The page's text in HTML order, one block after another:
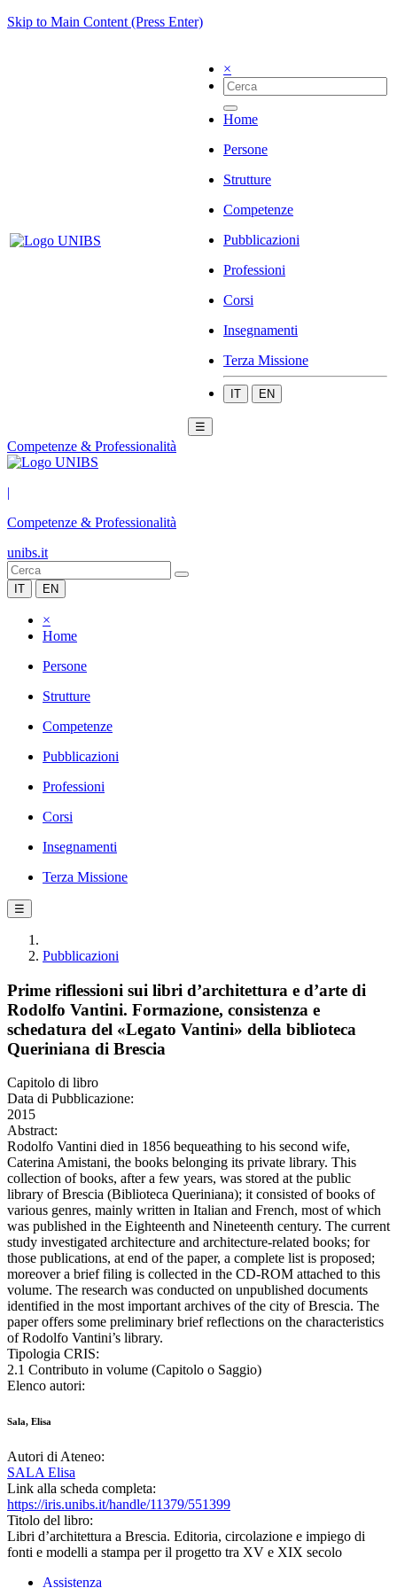
Skip to Main Content (Press Enter)
×
Home
Persone
Strutture
Competenze
Pubblicazioni
Professioni
Corsi
Insegnamenti
Terza Missione
IT EN
☰
Competenze & Professionalità
|
Competenze & Professionalità
unibs.it
IT EN
×
Home
Persone
Strutture
Competenze
Pubblicazioni
Professioni
Corsi
Insegnamenti
Terza Missione
☰
Pubblicazioni
Prime riflessioni sui libri d’architettura e d’arte di
Rodolfo Vantini. Formazione, consistenza e
schedatura del «Legato Vantini» della biblioteca
Queriniana di Brescia
Capitolo di libro
Data di Pubblicazione:
2015
Abstract:
Rodolfo Vantini died in 1856 bequeathing to his second wife,
Caterina Amistani, the books belonging its private library. This
collection of books, after a few years, was stored at the public
library of Brescia (Biblioteca Queriniana); it consisted of books of
various genres, mainly written in Italian and French, most of which
was published in the Eighteenth and Nineteenth century. The current
study investigated architecture and architecture-related books; for
those publications, at end of the paper, a complete list is proposed;
moreover a brief filing is collected in the CD-ROM attached to this
volume. The research was conducted on unpublished documents
identified in the most important archives of the city of Brescia. The
paper offers some preliminary brief reflections on the characteristics
of Rodolfo Vantini’s library.
Tipologia CRIS:
2.1 Contributo in volume (Capitolo o Saggio)
Elenco autori:
Sala, Elisa
Autori di Ateneo:
SALA Elisa
Link alla scheda completa:
https://iris.unibs.it/handle/11379/551399
Titolo del libro:
Libri d’architettura a Brescia. Editoria, circolazione e impiego di
fonti e modelli a stampa per il progetto tra XV e XIX secolo
Assistenza